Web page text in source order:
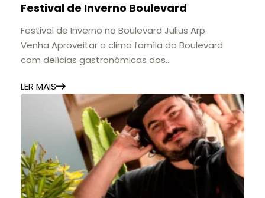
11h às 17h
🎟️ Entrada gratuita.
Festival de Inverno Boulevard
Festival de Inverno no Boulevard Julius Arp.
Venha Aproveitar o clima famíla do Boulevard
com delícias gastronômicas dos
LER MAIS